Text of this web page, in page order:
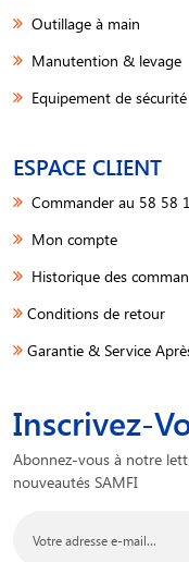
Outillage à main
Manutention & levage
Equipement de sécurité
ESPACE CLIENT
Commander au 58 58
Mon compte
Historique des
Conditions de retour
Garantie & Service
Inscrivez-
Abonnez-vous à notre
nouveautés SAMFI